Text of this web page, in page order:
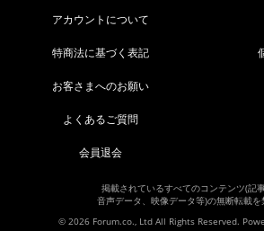
アカウントについて
特商法に基づく表記
お客さまへのお願い
よくあるご質問
会員退会
掲載されているすべてのコンテンツ(記事
音声データ、映像データ等)の無断転載を
© 2026 Forum.co., Ltd All Rights Reserved.